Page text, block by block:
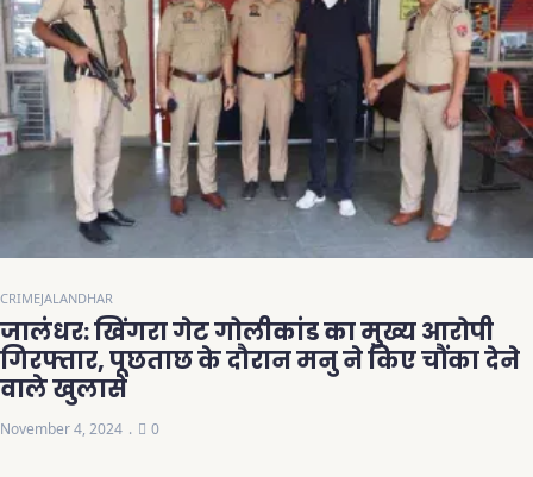
CRIMEJALANDHAR
जालंधर: खिंगरा गेट गोलीकांड का मुख्य आरोपी
गिरफ्तार, पूछताछ के दौरान मनु ने किए चौंका देने
वाले खुलासे
November 4, 2024 0